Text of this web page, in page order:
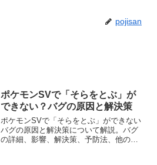
pojisan
ポケモンSVで「そらをとぶ」が
できない？バグの原因と解決策
ポケモンSVで「そらをとぶ」ができない
バグの原因と解決策について解説。バグ
の詳細、影響、解決策、予防法、他のプ